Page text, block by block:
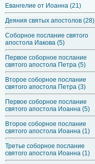
Евангелие от Иоанна (21)
Деяния святых апостолов (28)
Соборное послание святого
апостола Иакова (5)
Первое соборное послание
святого апостола Петра (5)
Второе соборное послание
святого апостола Петра (3)
Первое соборное послание
святого апостола Иоанна (5)
Второе соборное послание
святого апостола Иоанна (1)
Третье соборное послание
святого апостола Иоанна (1)